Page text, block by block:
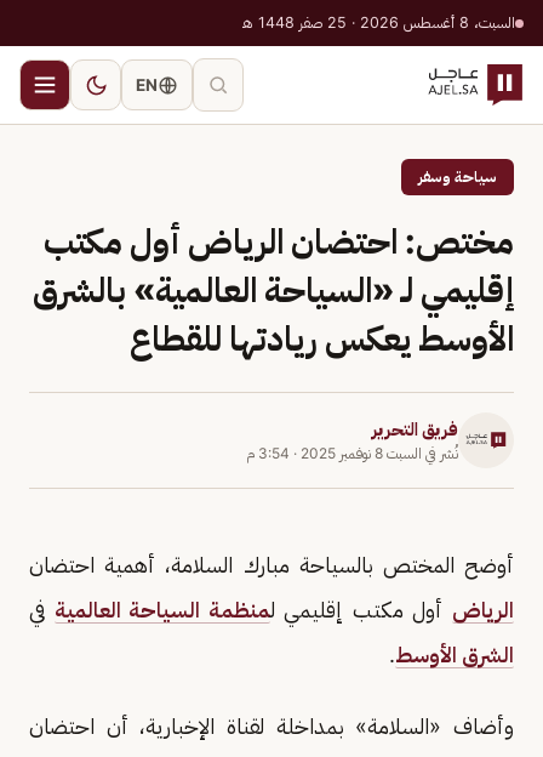
السبت، 8 أغسطس 2026 · 25 صفر 1448 هـ
EN
سياحة وسفر
مختص: احتضان الرياض أول مكتب
إقليمي لـ «السياحة العالمية» بالشرق
الأوسط يعكس ريادتها للقطاع
فريق التحرير
نُشر في السبت 8 نوفمبر 2025 · 3:54 م
أوضح المختص بالسياحة مبارك السلامة، أهمية احتضان
الرياض أول مكتب إقليمي لمنظمة السياحة العالمية في
الشرق الأوسط.
وأضاف «السلامة» بمداخلة لقناة الإخبارية، أن احتضان